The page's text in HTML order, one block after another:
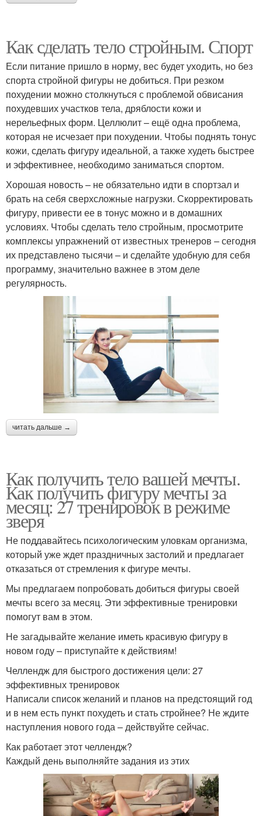
Как сделать тело стройным. Спорт
Если питание пришло в норму, вес будет уходить, но без
спорта стройной фигуры не добиться. При резком
похудении можно столкнуться с проблемой обвисания
похудевших участков тела, дряблости кожи и
нерельефных форм. Целлюлит – ещё одна проблема,
которая не исчезает при похудении. Чтобы поднять тонус
кожи, сделать фигуру идеальной, а также худеть быстрее
и эффективнее, необходимо заниматься спортом.
Хорошая новость – не обязательно идти в спортзал и
брать на себя сверхсложные нагрузки. Скорректировать
фигуру, привести ее в тонус можно и в домашних
условиях. Чтобы сделать тело стройным, просмотрите
комплексы упражнений от известных тренеров – сегодня
их представлено тысячи – и сделайте удобную для себя
программу, значительно важнее в этом деле
регулярность.
читать дальше →
Как получить тело вашей мечты.
Как получить фигуру мечты за
месяц: 27 тренировок в режиме
зверя
Не поддавайтесь психологическим уловкам организма,
который уже ждет праздничных застолий и предлагает
отказаться от стремления к фигуре мечты.
Мы предлагаем попробовать добиться фигуры своей
мечты всего за месяц. Эти эффективные тренировки
помогут вам в этом.
Не загадывайте желание иметь красивую фигуру в
новом году – приступайте к действиям!
Челлендж для быстрого достижения цели: 27
эффективных тренировок
Написали список желаний и планов на предстоящий год
и в нем есть пункт похудеть и стать стройнее? Не ждите
наступления нового года – действуйте сейчас.
Как работает этот челлендж?
Каждый день выполняйте задания из этих